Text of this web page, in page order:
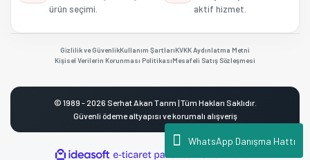
WhatsApp Danışma Hattı
ürün seçimi.
aktif hizmet.
Gizlilik ve GüvenlikKullanım ŞartlarıKVKK Aydınlatma Metni
Kişisel Verilerin Korunması PolitikasıMesafeli Satış Sözleşmesi
© 1989 - 2026 Serhat Akan Tarım | Tüm Hakları Saklıdır.
Güvenli ödeme altyapısı ve korumalı alışveriş
ideasoft